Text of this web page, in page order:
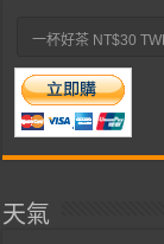
天氣